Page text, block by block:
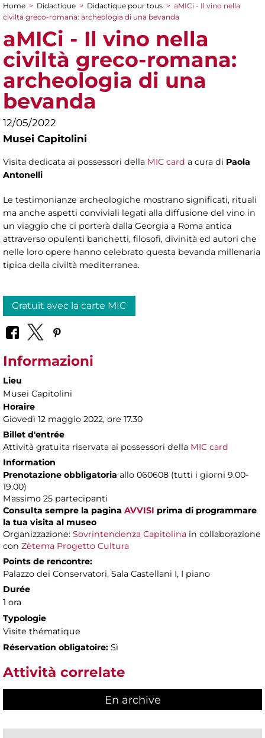
You are here
Home > Didactique > Didactique pour tous > aMICi - Il vino nella
civiltà greco-romana: archeologia di una bevanda
aMICi - Il vino nella
civiltà greco-romana:
archeologia di una
bevanda
12/05/2022
Musei Capitolini
Visita dedicata ai possessori della MIC card a cura di Paola
Antonelli
Le testimonianze archeologiche mostrano significati, rituali
ma anche aspetti conviviali legati alla diffusione del vino in
un viaggio che ci porterà dalla Georgia a Roma antica
attraverso opulenti banchetti, filosofi, divinità ed autori che
nelle loro opere hanno celebrato questa bevanda millenaria
tipica della civiltà mediterranea.
Gratuit avec la carte MIC
Informazioni
Lieu
Musei Capitolini
Horaire
Giovedì 12 maggio 2022, ore 17.30
Billet d'entrée
Attività gratuita riservata ai possessori della MIC card
Information
Prenotazione obbligatoria allo 060608 (tutti i giorni 9.00-
19.00)
Massimo 25 partecipanti
Consulta sempre la pagina AVVISI prima di programmare
la tua visita al museo
Organizzazione: Sovrintendenza Capitolina in collaborazione
con Zètema Progetto Cultura
Points de rencontre:
Palazzo dei Conservatori, Sala Castellani I, I piano
Durée
1 ora
Typologie
Visite thématique
Réservation obligatoire: Sì
Attività correlate
En archive